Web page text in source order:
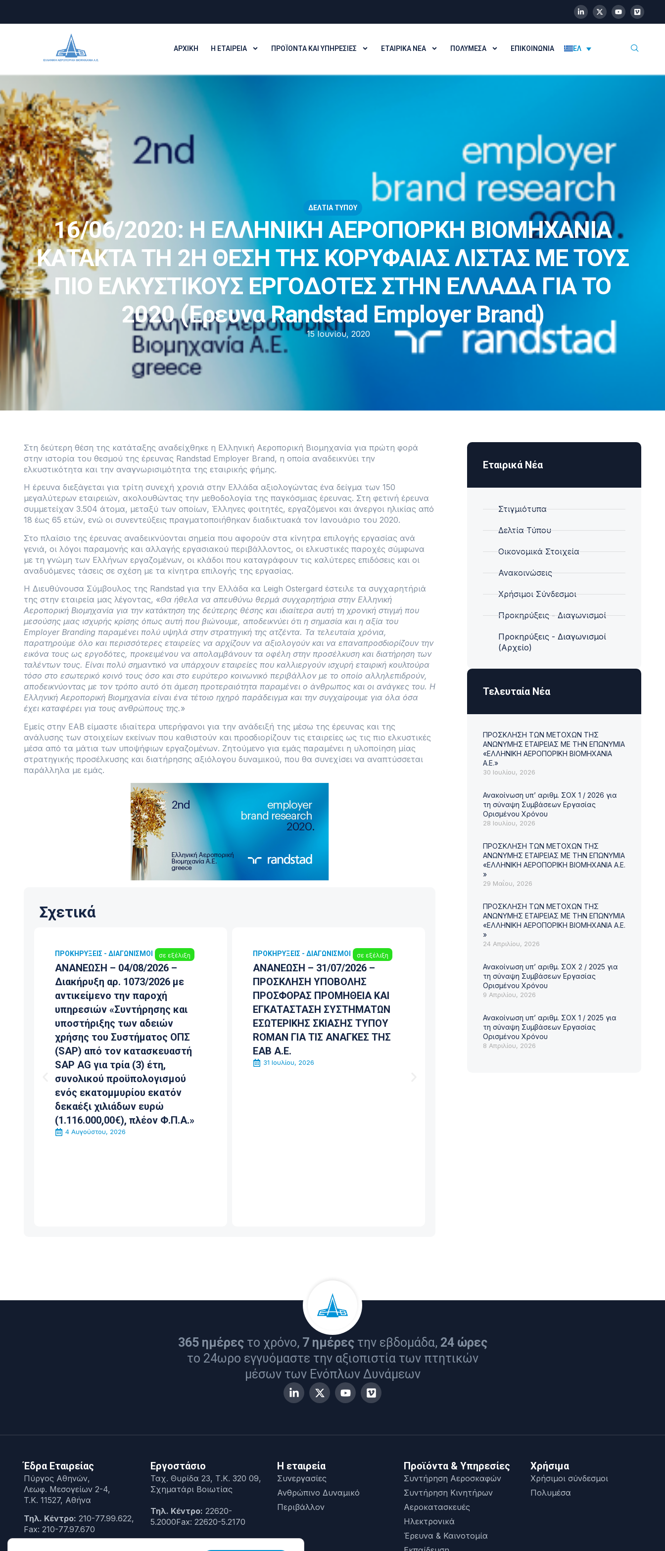
ΑΡΧΙΚΉ Η ΕΤΑΙΡΕΊΑ ΠΡΟΪΌΝΤΑ ΚΑΙ ΥΠΗΡΕΣΊΕΣ ΕΤΑΙΡΙΚΆ ΝΈΑ ΠΟΛΥΜΈΣΑ ΕΠΙΚΟΙΝΩΝΊΑ ΕΛ
ΔΕΛΤΊΑ ΤΎΠΟΥ
16/06/2020: Η ΕΛΛΗΝΙΚΗ ΑΕΡΟΠΟΡΚΗ ΒΙΟΜΗΧΑΝΙΑ
ΚΑΤΑΚΤΑ ΤΗ 2Η ΘΕΣΗ ΤΗΣ ΚΟΡΥΦΑΙΑΣ ΛΙΣΤΑΣ ΜΕ ΤΟΥΣ
ΠΙΟ ΕΛΚΥΣΤΙΚΟΥΣ ΕΡΓΟΔΟΤΕΣ ΣΤΗΝ ΕΛΛΑΔΑ ΓΙΑ ΤΟ
2020 (Έρευνα Randstad Employer Brand)
15 Ιουνίου, 2020
Στη δεύτερη θέση της κατάταξης αναδείχθηκε η Ελληνική Αεροπορική Βιομηχανία για πρώτη φορά
στην ιστορία του θεσμού της έρευνας Randstad Employer Brand, η οποία αναδεικνύει την
ελκυστικότητα και την αναγνωρισιμότητα της εταιρικής φήμης.
Η έρευνα διεξάγεται για τρίτη συνεχή χρονιά στην Ελλάδα αξιολογώντας ένα δείγμα των 150
μεγαλύτερων εταιρειών, ακολουθώντας την μεθοδολογία της παγκόσμιας έρευνας. Στη φετινή έρευνα
συμμετείχαν 3.504 άτομα, μεταξύ των οποίων, Έλληνες φοιτητές, εργαζόμενοι και άνεργοι ηλικίας από
18 έως 65 ετών, ενώ οι συνεντεύξεις πραγματοποιήθηκαν διαδικτυακά τον Ιανουάριο του 2020.
Στο πλαίσιο της έρευνας αναδεικνύονται σημεία που αφορούν στα κίνητρα επιλογής εργασίας ανά
γενιά, οι λόγοι παραμονής και αλλαγής εργασιακού περιβάλλοντος, οι ελκυστικές παροχές σύμφωνα
με τη γνώμη των Ελλήνων εργαζομένων, οι κλάδοι που καταγράφουν τις καλύτερες επιδόσεις και οι
αναδυόμενες τάσεις σε σχέση με τα κίνητρα επιλογής της εργασίας.
Η Διευθύνουσα Σύμβουλος της Randstad για την Ελλάδα κα Leigh Ostergard έστειλε τα συγχαρητήριά
της στην εταιρεία μας λέγοντας, «Θα ήθελα να απευθύνω θερμά συγχαρητήρια στην Ελληνική
Αεροπορική Βιομηχανία για την κατάκτηση της δεύτερης θέσης και ιδιαίτερα αυτή τη χρονική στιγμή που
μεσούσης μιας ισχυρής κρίσης όπως αυτή που βιώνουμε, αποδεικνύει ότι η σημασία και η αξία του
Employer Branding παραμένει πολύ υψηλά στην στρατηγική της ατζέντα. Τα τελευταία χρόνια,
παρατηρούμε όλο και περισσότερες εταιρείες να αρχίζουν να αξιολογούν και να επαναπροσδιορίζουν την
εικόνα τους ως εργοδότες, προκειμένου να απολαμβάνουν τα οφέλη στην προσέλκυση και διατήρηση των
ταλέντων τους. Είναι πολύ σημαντικό να υπάρχουν εταιρείες που καλλιεργούν ισχυρή εταιρική κουλτούρα
τόσο στο εσωτερικό κοινό τους όσο και στο ευρύτερο κοινωνικό περιβάλλον με το οποίο αλληλεπιδρούν,
αποδεικνύοντας με τον τρόπο αυτό ότι άμεση προτεραιότητα παραμένει ο άνθρωπος και οι ανάγκες του. Η
Ελληνική Αεροπορική Βιομηχανία είναι ένα τέτοιο ηχηρό παράδειγμα και την συγχαίρουμε για όλα όσα
έχει καταφέρει για τους ανθρώπους της.»
Εμείς στην ΕΑΒ είμαστε ιδιαίτερα υπερήφανοι για την ανάδειξή της μέσω της έρευνας και της
ανάλυσης των στοιχείων εκείνων που καθιστούν και προσδιορίζουν τις εταιρείες ως τις πιο ελκυστικές
μέσα από τα μάτια των υποψήφιων εργαζομένων. Ζητούμενο για εμάς παραμένει η υλοποίηση μίας
στρατηγικής προσέλκυσης και διατήρησης αξιόλογου δυναμικού, που θα συνεχίσει να αναπτύσσεται
παράλληλα με εμάς.
Σχετικά
ΠΡΟΚΗΡΎΞΕΙΣ - ΔΙΑΓΩΝΙΣΜΟΊ σε εξέλιξη
ΑΝΑΝΕΩΣΗ – 04/08/2026 –
Διακήρυξη αρ. 1073/2026 με
αντικείμενο την παροχή
υπηρεσιών «Συντήρησης και
υποστήριξης των αδειών
χρήσης του Συστήματος ΟΠΣ
(SAP) από τον κατασκευαστή
SAP AG για τρία (3) έτη,
συνολικού προϋπολογισμού
ενός εκατομμυρίου εκατόν
δεκαέξι χιλιάδων ευρώ
(1.116.000,00€), πλέον Φ.Π.Α.»
4 Αυγούστου, 2026
ΠΡΟΚΗΡΎΞΕΙΣ - ΔΙΑΓΩΝΙΣΜΟΊ σε εξέλιξη
ΑΝΑΝΕΩΣΗ – 31/07/2026 –
ΠΡΟΣΚΛΗΣΗ ΥΠΟΒΟΛΗΣ
ΠΡΟΣΦΟΡΑΣ ΠΡΟΜΗΘΕΙΑ ΚΑΙ
ΕΓΚΑΤΑΣΤΑΣΗ ΣΥΣΤΗΜΑΤΩΝ
ΕΣΩΤΕΡΙΚΗΣ ΣΚΙΑΣΗΣ ΤΥΠΟΥ
ROMAN ΓΙΑ ΤΙΣ ΑΝΑΓΚΕΣ ΤΗΣ
ΕΑΒ Α.Ε.
31 Ιουλίου, 2026
ΠΡΟΣΚΛΗΣΗ ΤΩΝ ΜΕΤΟΧΩΝ
ΤΗΣ ΑΝΩΝΥΜΗΣ ΕΤΑΙΡΕΙΑΣ ΜΕ
ΤΗΝ ΕΠΩΝΥΜΙΑ «ΕΛΛΗΝΙΚΗ
30 Ιουλίου, 2026
Σύμφωνα με τον Νόμο και το Καταστατικό,
μετά από απόφαση του Διοικητικού
Εταιρικά Νέα
Στιγμιότυπα
Δελτία Τύπου
Οικονομικά Στοιχεία
Ανακοινώσεις
Χρήσιμοι Σύνδεσμοι
Προκηρύξεις - Διαγωνισμοί
Προκηρύξεις - Διαγωνισμοί
(Αρχείο)
Τελευταία Νέα
ΠΡΟΣΚΛΗΣΗ ΤΩΝ ΜΕΤΟΧΩΝ ΤΗΣ
ΑΝΩΝΥΜΗΣ ΕΤΑΙΡΕΙΑΣ ΜΕ ΤΗΝ ΕΠΩΝΥΜΙΑ
«ΕΛΛΗΝΙΚΗ ΑΕΡΟΠΟΡΙΚΗ ΒΙΟΜΗΧΑΝΙΑ
Α.Ε.»
30 Ιουλίου, 2026
Ανακοίνωση υπ’ αριθμ. ΣΟΧ 1 / 2026 για
τη σύναψη Συμβάσεων Εργασίας
Ορισμένου Χρόνου
28 Ιουλίου, 2026
ΠΡΟΣΚΛΗΣΗ ΤΩΝ ΜΕΤΟΧΩΝ ΤΗΣ
ΑΝΩΝΥΜΗΣ ΕΤΑΙΡΕΙΑΣ ΜΕ ΤΗΝ ΕΠΩΝΥΜΙΑ
«ΕΛΛΗΝΙΚΗ ΑΕΡΟΠΟΡΙΚΗ ΒΙΟΜΗΧΑΝΙΑ Α.Ε.
»
29 Μαΐου, 2026
ΠΡΟΣΚΛΗΣΗ ΤΩΝ ΜΕΤΟΧΩΝ ΤΗΣ
ΑΝΩΝΥΜΗΣ ΕΤΑΙΡΕΙΑΣ ΜΕ ΤΗΝ ΕΠΩΝΥΜΙΑ
«ΕΛΛΗΝΙΚΗ ΑΕΡΟΠΟΡΙΚΗ ΒΙΟΜΗΧΑΝΙΑ Α.Ε.
»
24 Απριλίου, 2026
Ανακοίνωση υπ’ αριθμ. ΣΟΧ 2 / 2025 για
τη σύναψη Συμβάσεων Εργασίας
Ορισμένου Χρόνου
9 Απριλίου, 2026
Ανακοίνωση υπ’ αριθμ. ΣΟΧ 1 / 2025 για
τη σύναψη Συμβάσεων Εργασίας
Ορισμένου Χρόνου
8 Απριλίου, 2026
365 ημέρεςτο χρόνο, 7 ημέρες την εβδομάδα, 24 ώρες
το 24ωρο εγγυόμαστε την αξιοπιστία των πτητικών
μέσων των Ενόπλων Δυνάμεων
Έδρα Εταιρείας
Πύργος Αθηνών,
Λεωφ. Μεσογείων 2-4,
T.K. 11527, Αθήνα
Τηλ. Κέντρο: 210-77.99.622,
Fax: 210-77.97.670
Εργοστάσιο
Ταχ. Θυρίδα 23, Τ.Κ. 320 09,
Σχηματάρι Βοιωτίας
Τηλ. Κέντρο: 22620-
5.2000Fax: 22620-5.2170
Η εταιρεία
Συνεργασίες
Ανθρώπινο Δυναμικό
Περιβάλλον
Προϊόντα & Υπηρεσίες
Συντήρηση Αεροσκαφών
Συντήρηση Κινητήρων
Αεροκατασκευές
Ηλεκτρονικά
Έρευνα & Καινοτομία
Χρήσιμα
Χρήσιμοι σύνδεσμοι
Πολυμέσα